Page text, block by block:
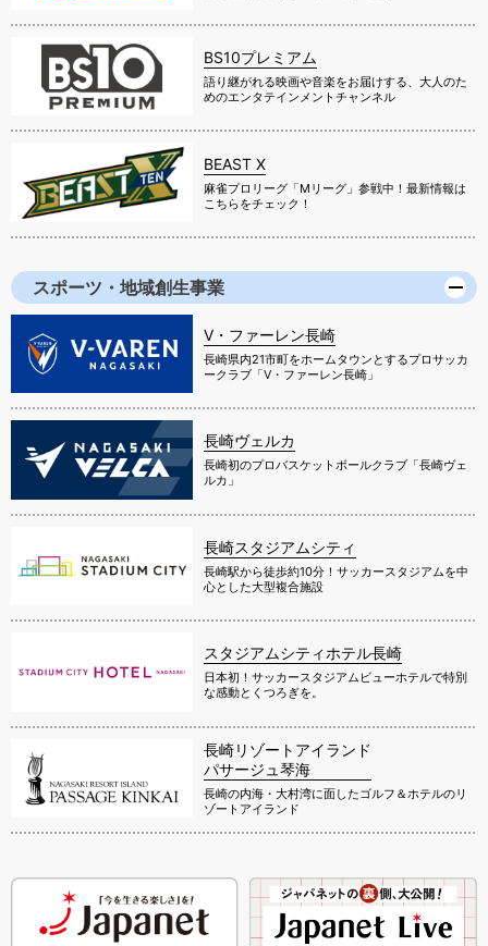
BS10プレミアム
語り継がれる映画や音楽をお届けする、大人のた
めのエンタテインメントチャンネル
BEAST X
麻雀プロリーグ「Mリーグ」参戦中！最新情報は
こちらをチェック！
スポーツ・地域創生事業
V・ファーレン長崎
長崎県内21市町をホームタウンとするプロサッカ
ークラブ「V・ファーレン長崎」
長崎ヴェルカ
長崎初のプロバスケットボールクラブ「長崎ヴェ
ルカ」
長崎スタジアムシティ
長崎駅から徒歩約10分！サッカースタジアムを中
心とした大型複合施設
スタジアムシティホテル長崎
日本初！サッカースタジアムビューホテルで特別
な感動とくつろぎを。
長崎リゾートアイランド
パサージュ琴海
長崎の内海・大村湾に面したゴルフ＆ホテルのリ
ゾートアイランド